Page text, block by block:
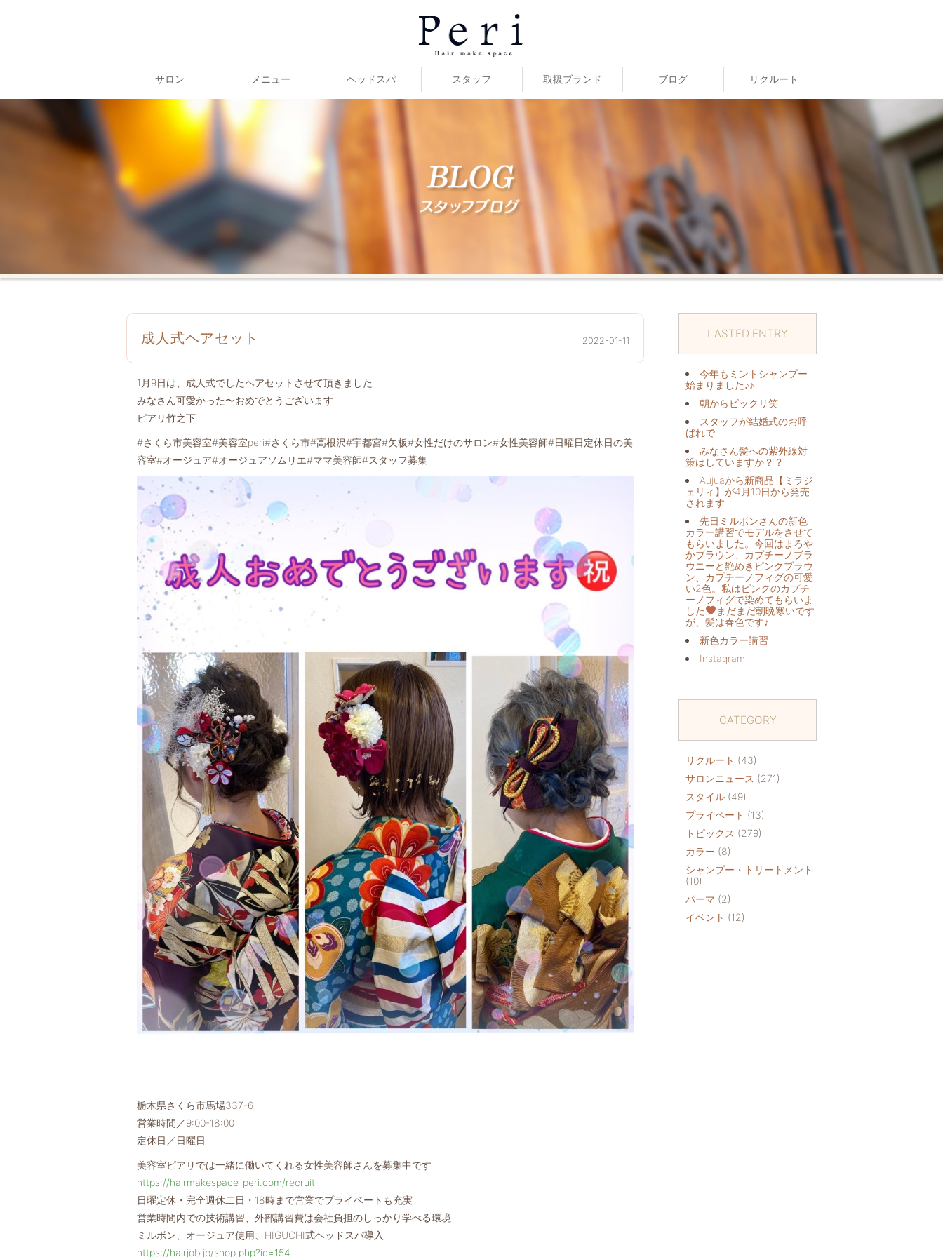
サロン メニュー ヘッドスパ スタッフ 取扱ブランド ブログ リクルート
成人式ヘアセット 2022-01-11
1月9日は、成人式でしたヘアセットさせて頂きました
みなさん可愛かった〜おめでとうございます
ピアリ竹之下
#さくら市美容室#美容室peri#さくら市#高根沢#宇都宮#矢板#女性だけのサロン#女性美容師#日曜日定休日の美
容室#オージュア#オージュアソムリエ#ママ美容師#スタッフ募集
栃木県さくら市馬場337-6
営業時間／9:00-18:00
定休日／日曜日
美容室ピアリでは一緒に働いてくれる女性美容師さんを募集中です
https://hairmakespace-peri.com/recruit
日曜定休・完全週休二日・18時まで営業でプライベートも充実
営業時間内での技術講習、外部講習費は会社負担のしっかり学べる環境
ミルボン、オージュア使用、HIGUCHI式ヘッドスパ導入
https://hairjob.jp/shop.php?id=154
LASTED ENTRY
今年もミントシャンプー
始まりました♪♪
朝からビックリ️笑
スタッフが結婚式のお呼
ばれで
みなさん髪への紫外線対
策はしていますか？？
Aujuaから新商品【ミラジ
ェリィ】が4月10日から発売
されます
先日ミルボンさんの新色
カラー講習でモデルをさせて
もらいました。今回はまろや
かブラウン、カプチーノブラ
ウニーと艶めきピンクブラウ
ン、カプチーノフィグの可愛
い2色。私はピンクのカプチ
ーノフィグで染めてもらいま
した
まだまだ朝晩寒いです
が、髪は春色です♪
新色カラー講習
Instagram
CATEGORY
リクルート (43)
サロンニュース (271)
スタイル (49)
プライベート (13)
トピックス (279)
カラー (8)
シャンプー・トリートメント
(10)
パーマ (2)
イベント (12)